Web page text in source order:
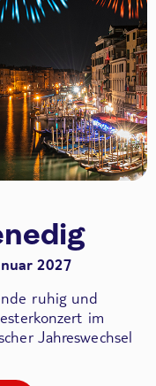
2027
ruhig und
im
Jahreswechsel